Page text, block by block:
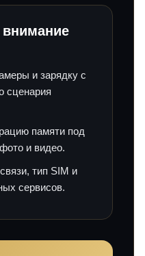
внимание
и зарядку с
сценария
памяти под
и видео.
тип SIM и
сервисов.